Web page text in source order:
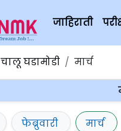
जाहिराती
चालू घडामोडी मार्च
फेब्रुवारी मार्च